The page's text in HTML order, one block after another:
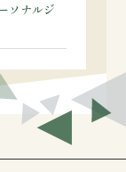
ソナルジ